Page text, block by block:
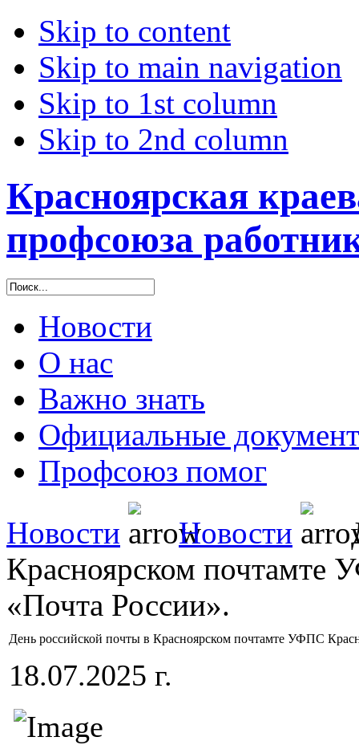
Skip to content
Skip to main navigation
Skip to 1st column
Skip to 2nd column
Красноярская
профсоюза
Новости
О нас
Важно знать
Официальные
Профсоюз помог
Новости
Новости
Красноярском почтамте
«Почта России».
День российской почты в Красноярском почтамте УФПС
18.07.2025 г.